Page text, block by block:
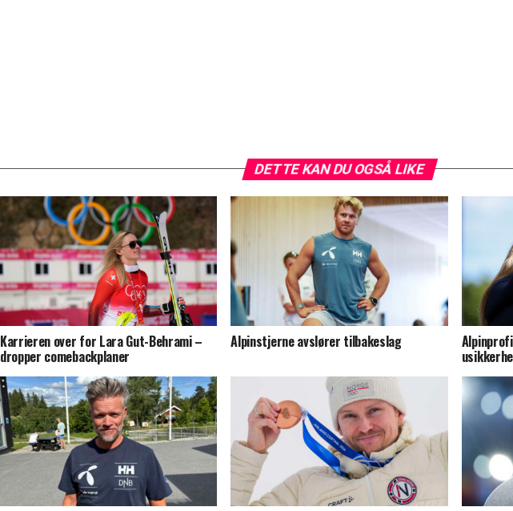
DETTE KAN DU OGSÅ LIKE
Karrieren over for Lara Gut-Behrami –
dropper comebackplaner
Alpinstjerne avslører tilbakeslag